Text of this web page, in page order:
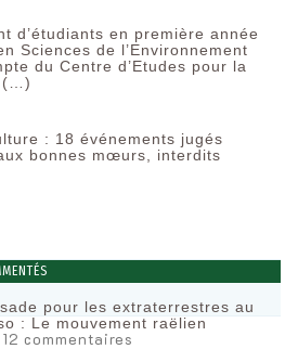
d’étudiants en première année
Sciences de l’Environnement
du Centre d’Etudes pour la
(…)
: 18 événements jugés
bonnes mœurs, interdits
pour les extraterrestres au
: Le mouvement raëlien
12 commentaires